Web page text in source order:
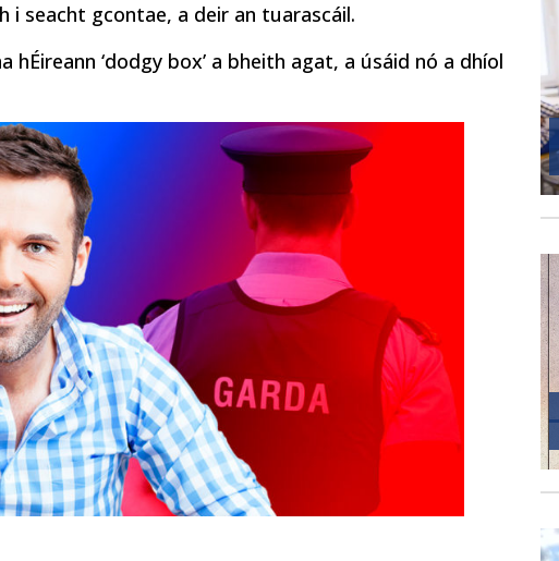
i seacht gcontae, a deir an tuarascáil.
hÉireann ‘dodgy box’ a bheith agat, a úsáid nó a dhíol